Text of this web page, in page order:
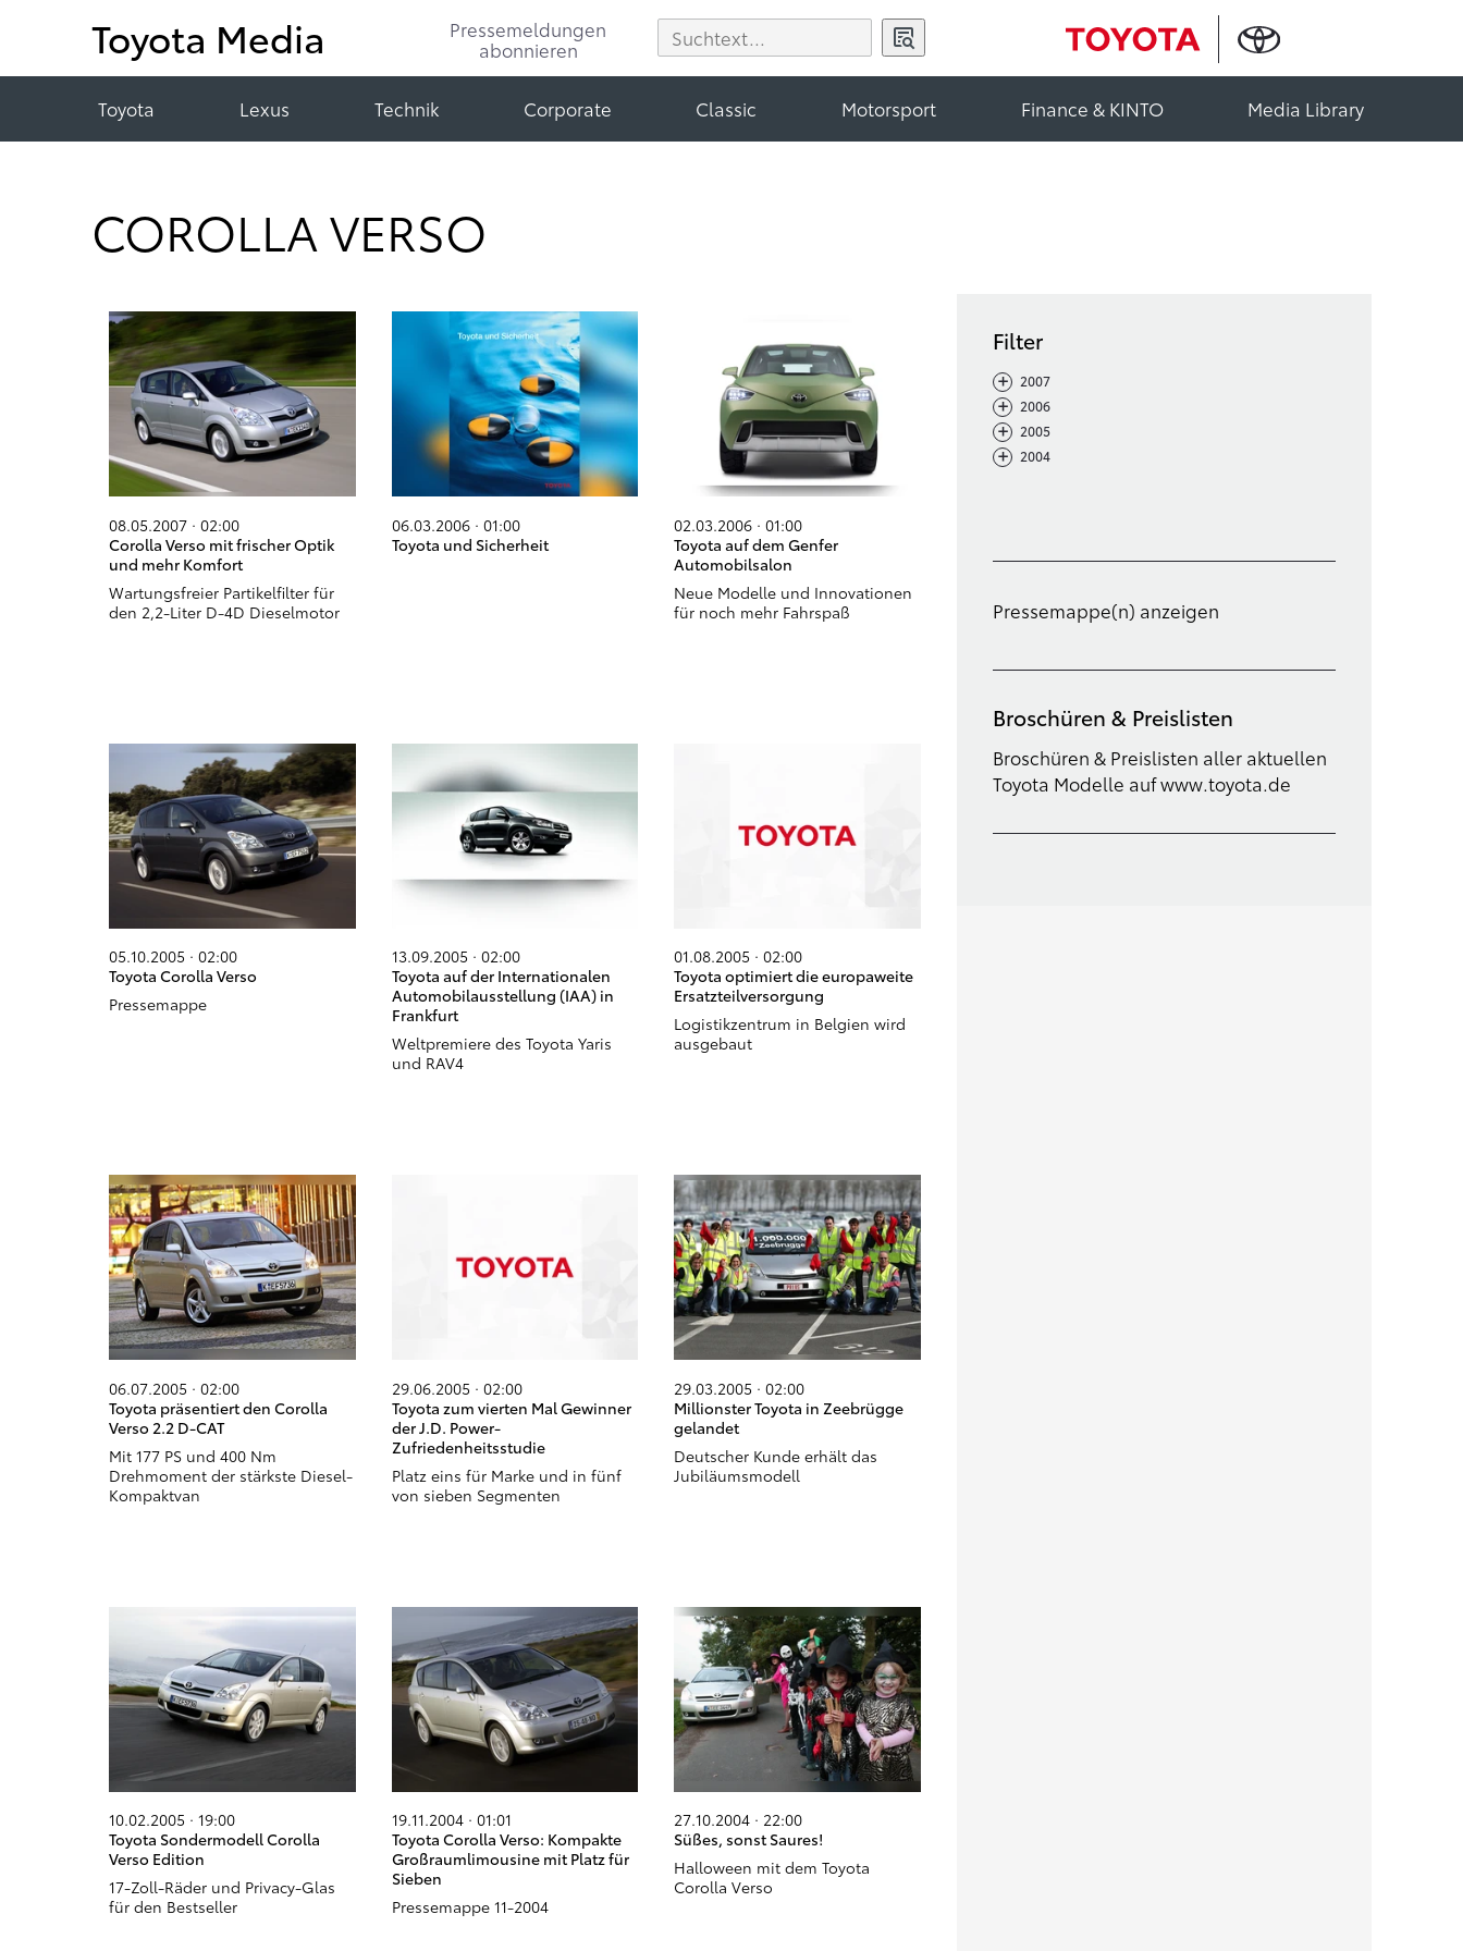
Toyota Media
Pressemeldungen
abonnieren
Toyota Lexus Technik Corporate Classic Motorsport Finance & KINTO Media Library
COROLLA VERSO
08.05.2007 · 02:00
Corolla Verso mit frischer Optik
und mehr Komfort
Wartungsfreier Partikelfilter für
den 2,2-Liter D-4D Dieselmotor
06.03.2006 · 01:00
Toyota und Sicherheit
02.03.2006 · 01:00
Toyota auf dem Genfer
Automobilsalon
Neue Modelle und Innovationen
für noch mehr Fahrspaß
05.10.2005 · 02:00
Toyota Corolla Verso
Pressemappe
13.09.2005 · 02:00
Toyota auf der Internationalen
Automobilausstellung (IAA) in
Frankfurt
Weltpremiere des Toyota Yaris
und RAV4
01.08.2005 · 02:00
Toyota optimiert die europaweite
Ersatzteilversorgung
Logistikzentrum in Belgien wird
ausgebaut
06.07.2005 · 02:00
Toyota präsentiert den Corolla
Verso 2.2 D-CAT
Mit 177 PS und 400 Nm
Drehmoment der stärkste Diesel-
Kompaktvan
29.06.2005 · 02:00
Toyota zum vierten Mal Gewinner
der J.D. Power-
Zufriedenheitsstudie
Platz eins für Marke und in fünf
von sieben Segmenten
29.03.2005 · 02:00
Millionster Toyota in Zeebrügge
gelandet
Deutscher Kunde erhält das
Jubiläumsmodell
10.02.2005 · 19:00
Toyota Sondermodell Corolla
Verso Edition
17-Zoll-Räder und Privacy-Glas
für den Bestseller
19.11.2004 · 01:01
Toyota Corolla Verso: Kompakte
Großraumlimousine mit Platz für
Sieben
Pressemappe 11-2004
27.10.2004 · 22:00
Süßes, sonst Saures!
Halloween mit dem Toyota
Corolla Verso
Filter
+- 2007
+- 2006
+- 2005
+- 2004
Pressemappe(n) anzeigen
Broschüren & Preislisten
Broschüren & Preislisten aller aktuellen
Toyota Modelle auf www.toyota.de